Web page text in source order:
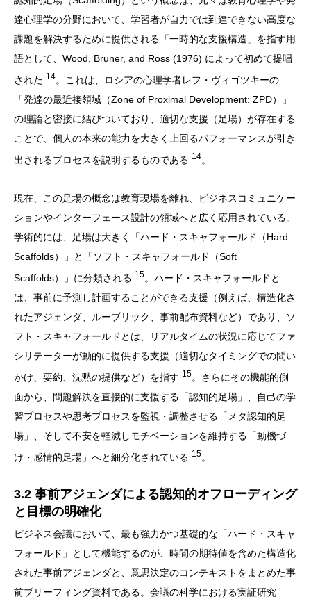
達心理学の分野において、学習者が自力では到達できない高度な
課題を解決するために提供される「一時的な支援構造」を指す用
語として、Wood, Bruner, and Ross (1976) によって初めて提唱
された 14。これは、ロシアの心理学者レフ・ヴィゴツキーの
「発達の最近接領域（Zone of Proximal Development: ZPD）」
の理論と密接に結びついており、適切な支援（足場）が存在する
ことで、個人の本来の能力を大きく上回るパフォーマンスが引き
出されるプロセスを説明するものである 14。
現在、この足場の概念は教育現場を離れ、ビジネスコミュニケー
ションやインターフェース設計の領域へと広く応用されている。
学術的には、足場は大きく「ハード・スキャフォールド（Hard
Scaffolds）」と「ソフト・スキャフォールド（Soft
Scaffolds）」に分類される 15。ハード・スキャフォールドと
は、事前に予測し計画することができる支援（例えば、構造化さ
れたアジェンダ、ルーブリック、事前配布資料など）であり、ソ
フト・スキャフォールドとは、リアルタイムの状況に応じてファ
シリテーターが動的に提供する支援（適切なタイミングでの問い
かけ、要約、沈黙の提供など）を指す 15。さらにその機能的側
面から、問題解決を直接的に支援する「認知的足場」、自己の学
習プロセスや思考プロセスを監視・調整させる「メタ認知的足
場」、そして不安を軽減しモチベーションを維持する「動機づ
け・感情的足場」へと細分化されている 15。
3.2 事前アジェンダによる認知的オフローディング
と目標の明確化
ビジネス会議において、最も強力かつ基礎的な「ハード・スキャ
フォールド」として機能するのが、時間の期待値を含めた構造化
された事前アジェンダと、意思決定のコンテキストをまとめた事
前ブリーフィング資料である。会議の科学における実証研究